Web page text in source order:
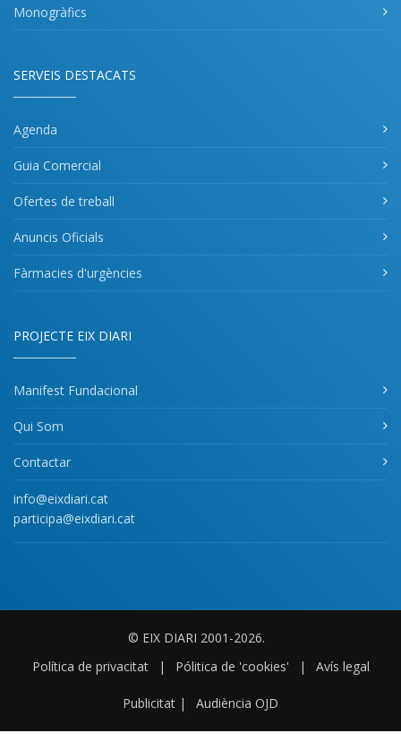
Monogràfics
SERVEIS DESTACATS
Agenda
Guia Comercial
Ofertes de treball
Anuncis Oficials
Fàrmacies d'urgències
PROJECTE EIX DIARI
Manifest Fundacional
Qui Som
Contactar
info@eixdiari.cat
participa@eixdiari.cat
© EIX DIARI 2001-2026.
Política de privacitat
| Pólitica de 'cookies' | Avís legal
Publicitat | Audiència OJD